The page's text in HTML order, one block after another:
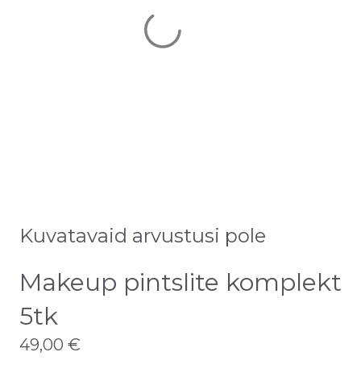
Kuvatavaid arvustusi pole
Makeup pintslite komplekt
5tk
49,00 €